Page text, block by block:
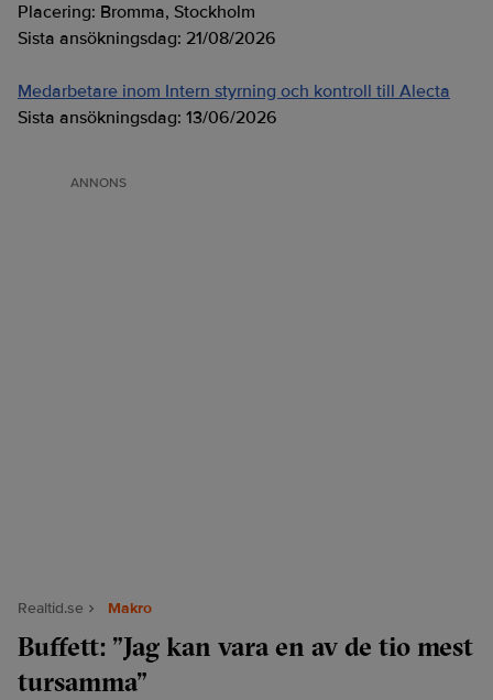
Placering: Bromma, Stockholm
Sista ansökningsdag: 21/08/2026
Medarbetare inom Intern styrning och kontroll till Alecta
Sista ansökningsdag: 13/06/2026
ANNONS
Realtid.se Makro
Buffett: ”Jag kan vara en av de tio mest
tursamma”